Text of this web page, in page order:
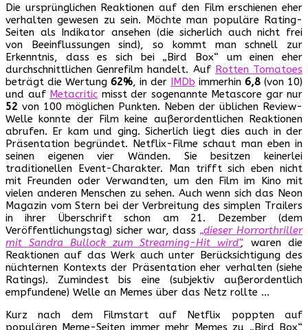
Die ursprünglichen Reaktionen auf den Film erschienen eher
verhalten gewesen zu sein. Möchte man populäre Rating-
Seiten als Indikator ansehen (die sicherlich auch nicht frei
von Beeinflussungen sind), so kommt man schnell zur
Erkenntnis, dass es sich bei „Bird Box“ um einen eher
durchschnittlichen Genrefilm handelt. Auf Rotten Tomatoes
beträgt die Wertung 62%, in der IMDb immerhin 6,8 (von 10)
und auf Metacritic misst der sogenannte Metascore gar nur
52 von 100 möglichen Punkten. Neben der üblichen Review-
Welle konnte der Film keine außerordentlichen Reaktionen
abrufen. Er kam und ging. Sicherlich liegt dies auch in der
Präsentation begründet. Netflix-Filme schaut man eben in
seinen eigenen vier Wänden. Sie besitzen keinerlei
traditionellen Event-Charakter. Man trifft sich eben nicht
mit Freunden oder Verwandten, um den Film im Kino mit
vielen anderen Menschen zu sehen. Auch wenn sich das Neon
Magazin vom Stern bei der Verbreitung des simplen Trailers
in ihrer Überschrift schon am 21. Dezember (dem
Veröffentlichungstag) sicher war, dass„dieser Horrorthriller
mit Sandra Bullock zum Streaming-Hit wird“,waren die
Reaktionen auf das Werk auch unter Berücksichtigung des
nüchternen Kontexts der Präsentation eher verhalten (siehe
Ratings). Zumindest bis eine (subjektiv außerordentlich
empfundene) Welle an Memes über das Netz rollte …
Kurz nach dem Filmstart auf Netflix poppten auf
populären Meme-Seiten immer mehr Memes zu „Bird Box“